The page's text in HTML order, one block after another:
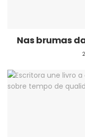
Nas brumas